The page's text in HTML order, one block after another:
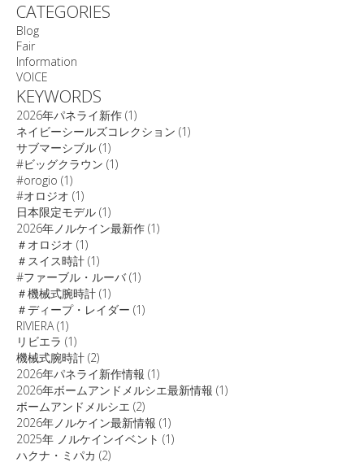
CATEGORIES
Blog
Fair
Information
VOICE
KEYWORDS
2026年パネライ新作 (1)
ネイビーシールズコレクション (1)
サブマーシブル (1)
#ビッグクラウン (1)
#orogio (1)
#オロジオ (1)
日本限定モデル (1)
2026年ノルケイン最新作 (1)
＃オロジオ (1)
＃スイス時計 (1)
#ファーブル・ルーバ(1)
＃機械式腕時計 (1)
＃ディープ・レイダー (1)
RIVIERA(1)
リビエラ (1)
機械式腕時計 (2)
2026年パネライ新作情報 (1)
2026年ボームアンドメルシエ最新情報 (1)
ボームアンドメルシエ (2)
2026年ノルケイン最新情報 (1)
2025年 ノルケインイベント (1)
ハクナ・ミパカ (2)